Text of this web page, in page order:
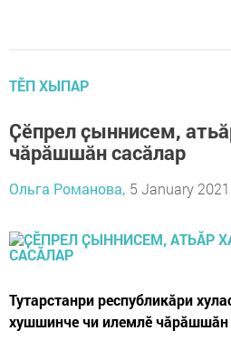
ТӖП ХЫПАР
Ҫӗпрел ҫыннисем,
чӑрӑшшӑн сасӑлар
Ольга Романова, 5 January
Тутарстанри республикӑри
хушшинче чи илемлӗ чăрăшшăн